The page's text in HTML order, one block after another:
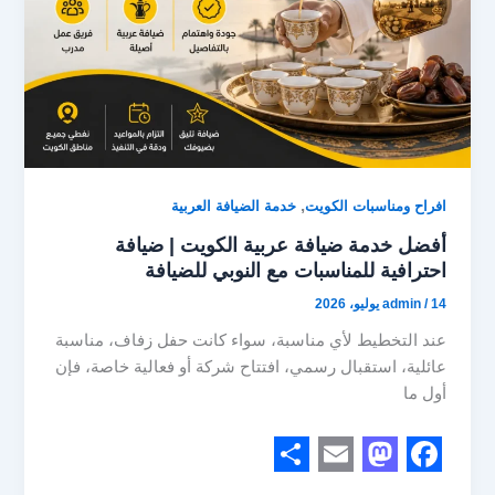
افراح ومناسبات الكويت,خدمة الضيافة العربية
أفضل خدمة ضيافة عربية الكويت | ضيافة
احترافية للمناسبات مع النوبي للضيافة
admin /14 يوليو، 2026
عند التخطيط لأي مناسبة، سواء كانت حفل زفاف، مناسبة
عائلية، استقبال رسمي، افتتاح شركة أو فعالية خاصة، فإن
أول ما